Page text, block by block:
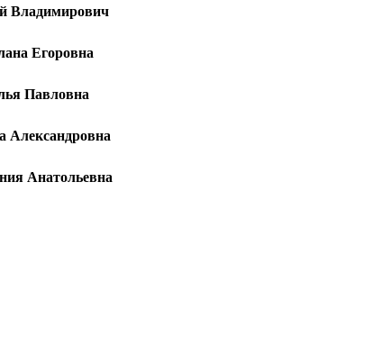
Владимирович
Егоровна
Павловна
Александровна
Анатольевна